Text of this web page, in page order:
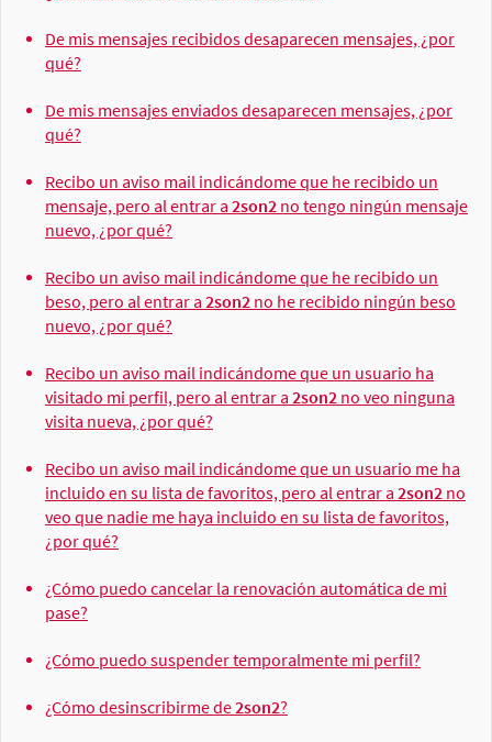
De mis mensajes recibidos desaparecen mensajes, ¿por
qué?
De mis mensajes enviados desaparecen mensajes, ¿por
qué?
Recibo un aviso mail indicándome que he recibido un
mensaje, pero al entrar a 2son2 no tengo ningún mensaje
nuevo, ¿por qué?
Recibo un aviso mail indicándome que he recibido un
beso, pero al entrar a 2son2 no he recibido ningún beso
nuevo, ¿por qué?
Recibo un aviso mail indicándome que un usuario ha
visitado mi perfil, pero al entrar a 2son2 no veo ninguna
visita nueva, ¿por qué?
Recibo un aviso mail indicándome que un usuario me ha
incluido en su lista de favoritos, pero al entrar a 2son2 no
veo que nadie me haya incluido en su lista de favoritos,
¿por qué?
¿Cómo puedo cancelar la renovación automática de mi
pase?
¿Cómo puedo suspender temporalmente mi perfil?
¿Cómo desinscribirme de2son2?